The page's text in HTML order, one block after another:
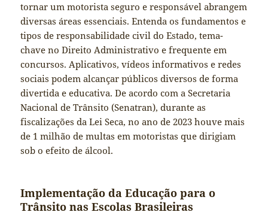
tornar um motorista seguro e responsável abrangem
diversas áreas essenciais. Entenda os fundamentos e
tipos de responsabilidade civil do Estado, tema-
chave no Direito Administrativo e frequente em
concursos. Aplicativos, vídeos informativos e redes
sociais podem alcançar públicos diversos de forma
divertida e educativa. De acordo com a Secretaria
Nacional de Trânsito (Senatran), durante as
fiscalizações da Lei Seca, no ano de 2023 houve mais
de 1 milhão de multas em motoristas que dirigiam
sob o efeito de álcool.
Implementação da Educação para o
Trânsito nas Escolas Brasileiras